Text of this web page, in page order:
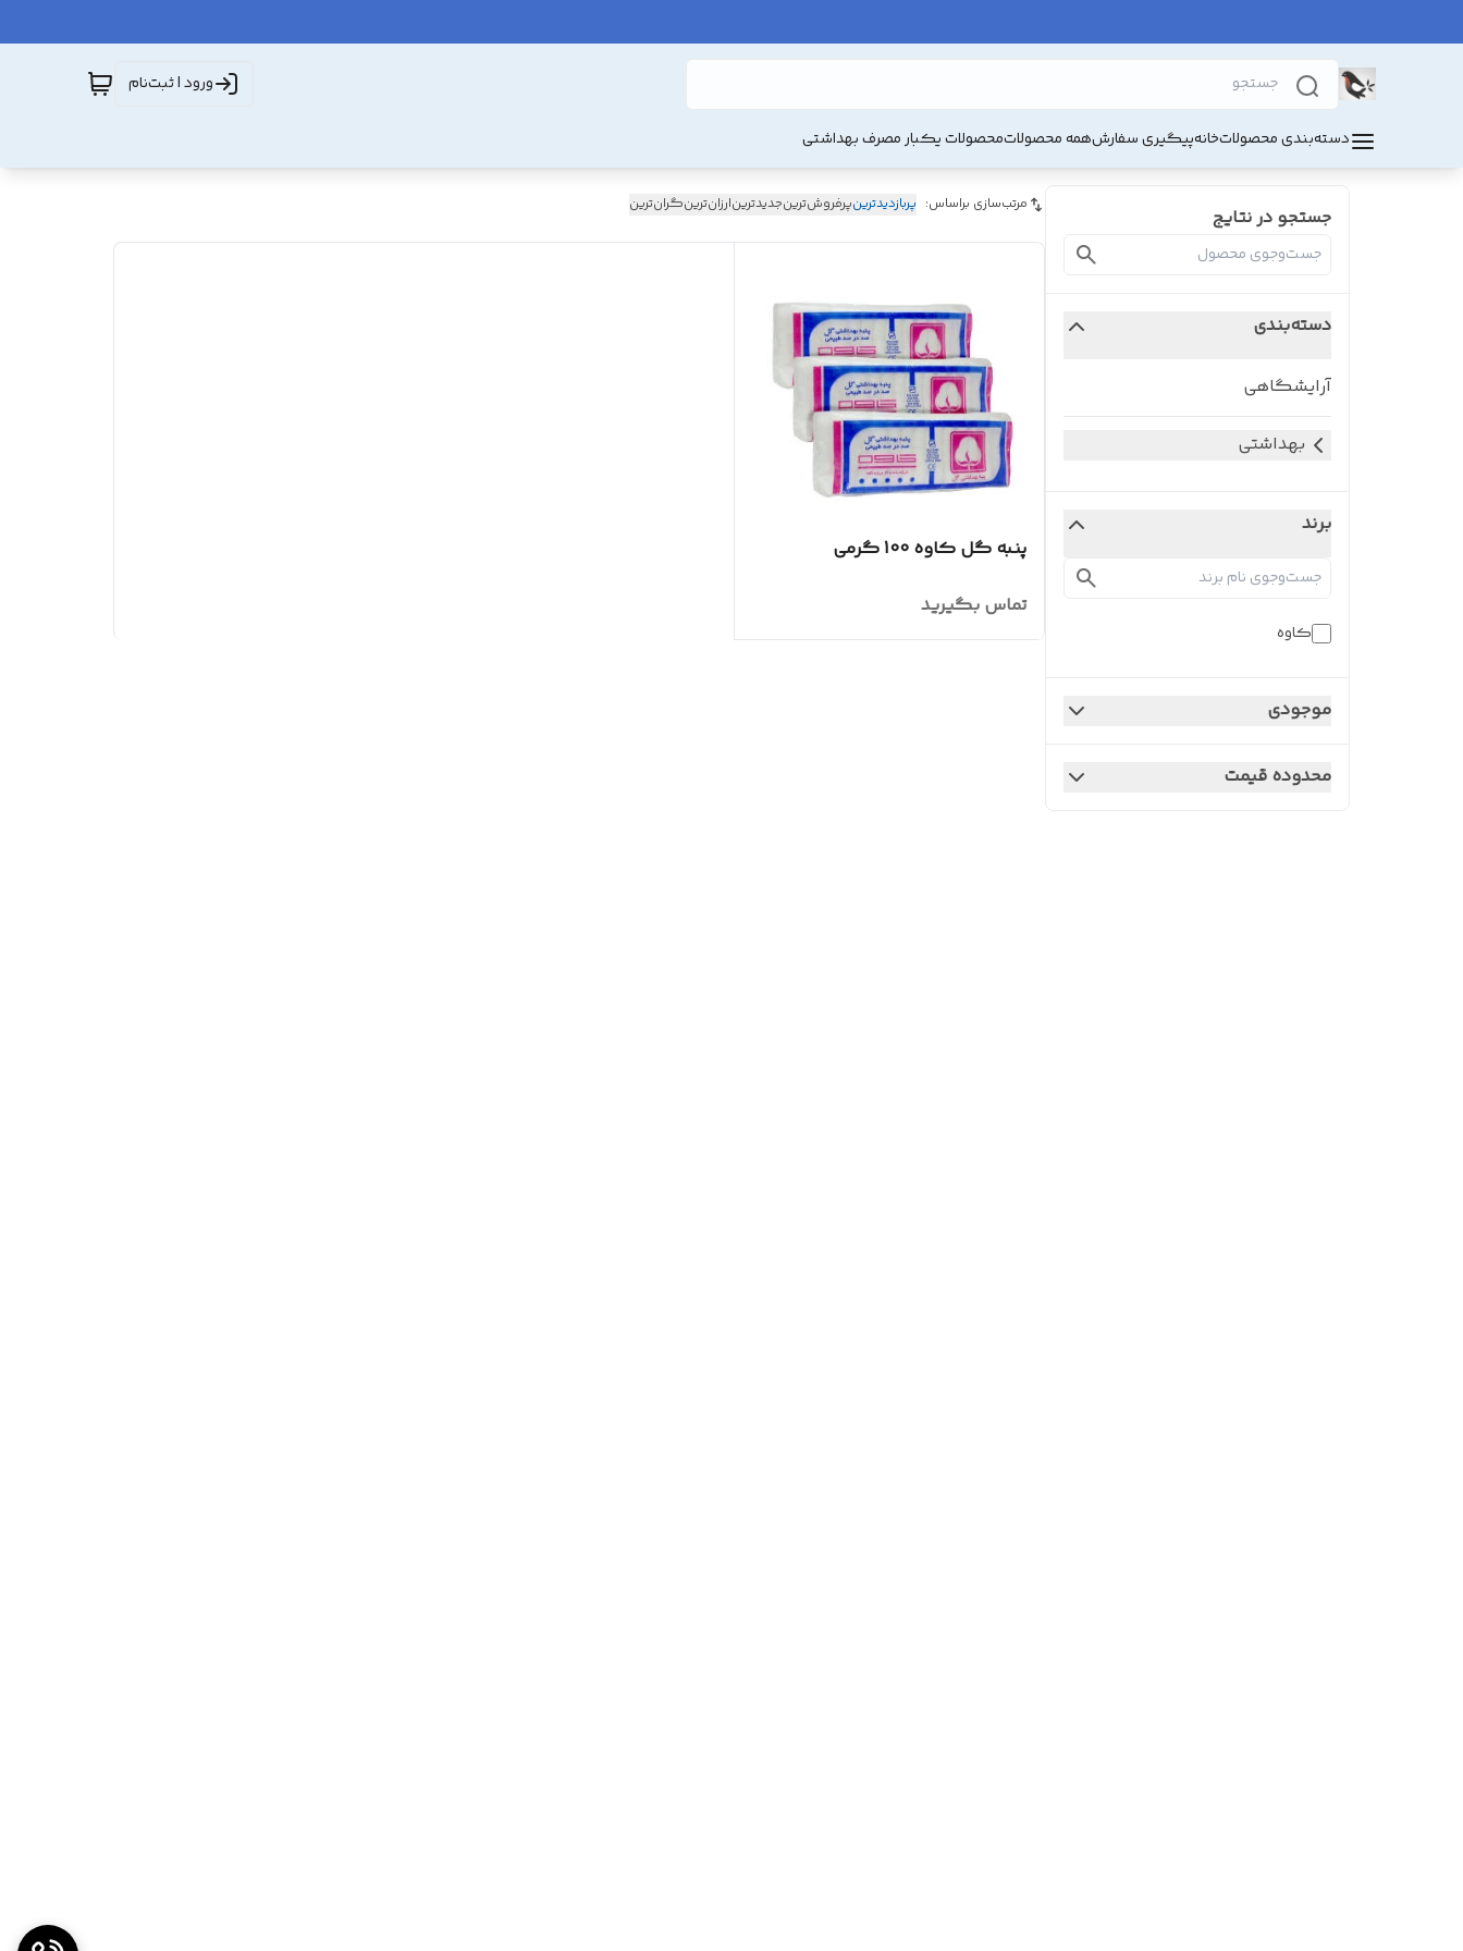
ورود | ثبت‌نام
دسته‌بندی محصولاتخانهپیگیری سفارشهمه محصولاتمحصولات یکبار مصرف بهداشتی
جستجو در نتایج
دسته‌بندی
آرایشگاهی
بهداشتی
برند
کاوه
موجودی
محدوده قیمت
مرتب‌سازی براساس: پربازدیدترینپرفروش‌ترینجدیدترینارزان‌ترینگران‌ترین
پنبه گل کاوه 100 گرمی
تماس بگیرید